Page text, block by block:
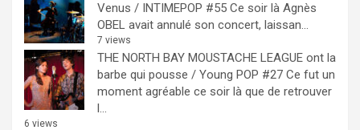
Venus / INTIMEPOP #55 Ce soir là Agnès
OBEL avait annulé son concert, laissan...
7 views
THE NORTH BAY MOUSTACHE LEAGUE ont la
barbe qui pousse / Young POP #27 Ce fut un
moment agréable ce soir là que de retrouver
l...
6 views